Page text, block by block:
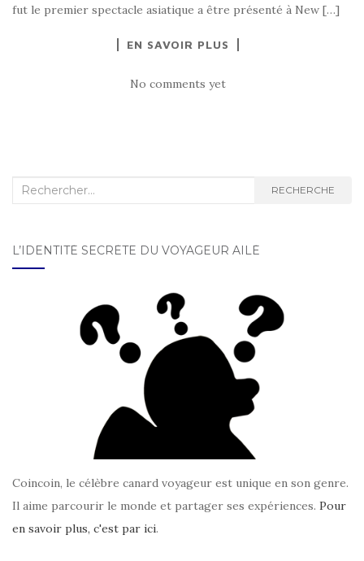
fut le premier spectacle asiatique a être présenté à New […]
EN SAVOIR PLUS
No comments yet
Recherche : RECHERCHE
L’IDENTITÉ SECRÈTE DU VOYAGEUR AILÉ
Coincoin, le célèbre canard voyageur est unique en son genre.
Il aime parcourir le monde et partager ses expériences. Pour
en savoir plus, c'est par ici.